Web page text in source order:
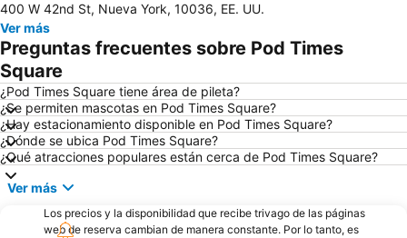
Lower East Side
Harlem
Madison Square Garden
Astoria
Battery Park City
34th St Penn Station Metro Station
Empire State Building
Grand Central Terminal
Fifth Avenue
Upper West Side
Fort Greene
Fort Greene Park
Richmond Hill
Aeropuerto Internacional Libertad de Newark
47th Street Theatre
50th St Metro Station
400 W 42nd St, Nueva York, 10036, EE. UU.
Ver más
Preguntas frecuentes sobre Pod Times
Square
¿Pod Times Square tiene área de pileta?
¿Se permiten mascotas en Pod Times Square?
¿Hay estacionamiento disponible en Pod Times Square?
¿Dónde se ubica Pod Times Square?
¿Qué atracciones populares están cerca de Pod Times Square?
Ver más
Los precios y la disponibilidad que recibe trivago de las páginas
web de reserva cambian de manera constante. Por lo tanto, es